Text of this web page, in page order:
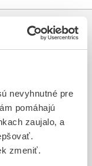
nevyhnutné pre
pomáhajú
zaujalo, a
zmeniť.